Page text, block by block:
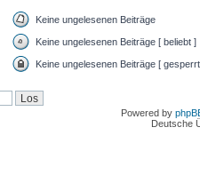
Keine ungelesenen Beiträge
Keine ungelesenen Beiträge [ beliebt ]
Keine ungelesenen Beiträge [
Powered by
Deutsche